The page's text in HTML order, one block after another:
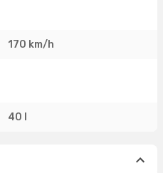
170 km/h
40 l